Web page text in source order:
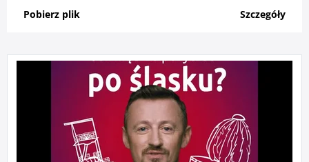
Pobierz plik
Szczegóły